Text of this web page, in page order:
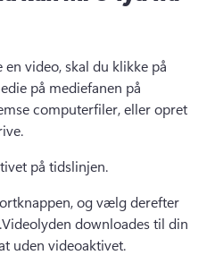
video, skal du klikke på
på mediefanen på
computerfiler, eller opret
på tidslinjen.
og vælg derefter
downloades til din
uden videoaktivet.